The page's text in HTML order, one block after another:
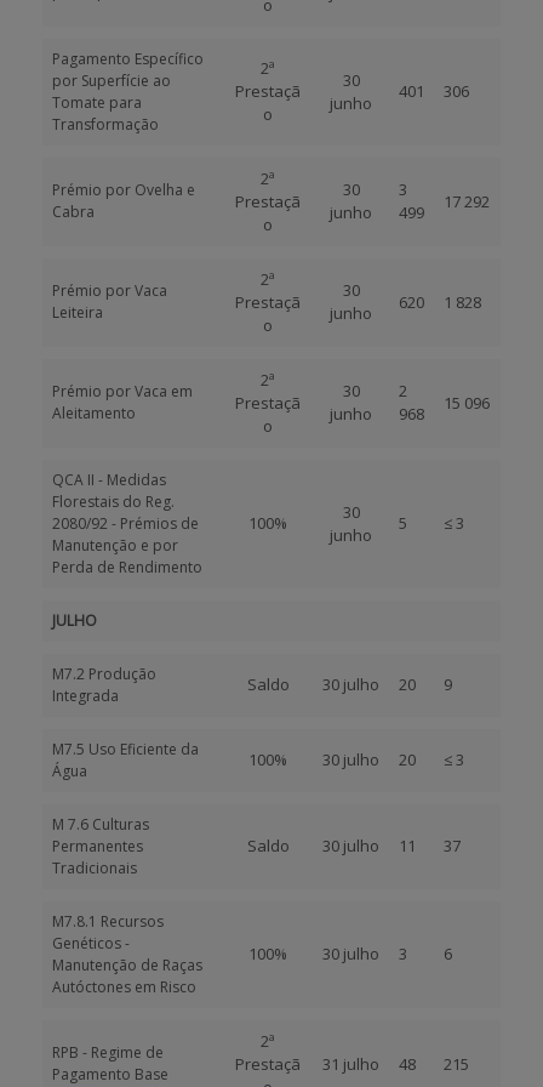
o
Pagamento Específico
por Superfície ao
Tomate para
Transformação
2ª
Prestaçã
o
30
junho
401 306
Prémio por Ovelha e
Cabra
2ª
Prestaçã
o
30
junho
3
499
17 292
Prémio por Vaca
Leiteira
2ª
Prestaçã
o
30
junho
620 1 828
Prémio por Vaca em
Aleitamento
2ª
Prestaçã
o
30
junho
2
968
15 096
QCA II - Medidas
Florestais do Reg.
2080/92 - Prémios de
Manutenção e por
Perda de Rendimento
100%
30
junho
5 ≤ 3
JULHO
M7.2 Produção
Integrada
Saldo 30 julho 20 9
M7.5 Uso Eficiente da
Água
100% 30 julho 20 ≤ 3
M 7.6 Culturas
Permanentes
Tradicionais
Saldo 30 julho 11 37
M7.8.1 Recursos
Genéticos -
Manutenção de Raças
Autóctones em Risco
100% 30 julho 3 6
RPB - Regime de
Pagamento Base
2ª
Prestaçã
31 julho 48 215